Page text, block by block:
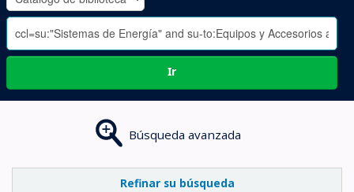
-
Ir
Búsqueda avanzada
Refinar su búsqueda